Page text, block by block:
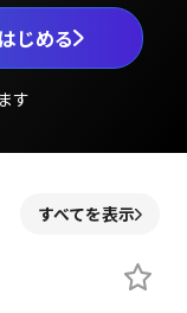
じめる
す
すべてを表示